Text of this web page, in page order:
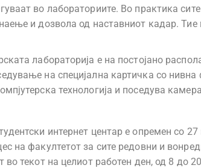
во лабораториите. Во практика
и дозвола од наставниот кадар.
лабораторија е на постојано
на специјална картичка со
технологија и поседува
интернет центар е опремен со
на факултетот за сите редовни и
во текот на целиот работен ден, од 8 до